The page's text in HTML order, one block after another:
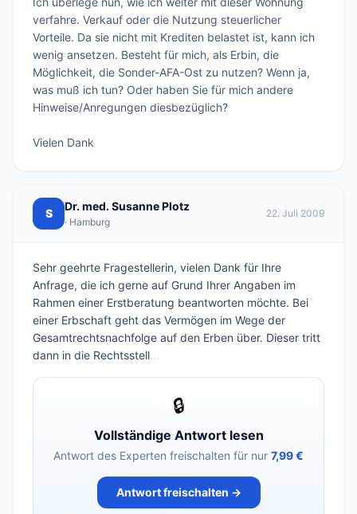
verfahre. Verkauf oder die Nutzung steuerlicher
Vorteile. Da sie nicht mit Krediten belastet ist, kann ich
wenig ansetzen. Besteht für mich, als Erbin, die
Möglichkeit, die Sonder-AFA-Ost zu nutzen? Wenn ja,
was muß ich tun? Oder haben Sie für mich andere
Hinweise/Anregungen diesbezüglich?
Vielen Dank
S
Dr. med. Susanne Plotz
· Hamburg
22. Juli 2009
Sehr geehrte Fragestellerin, vielen Dank für Ihre
Anfrage, die ich gerne auf Grund Ihrer Angaben im
Rahmen einer Erstberatung beantworten möchte. Bei
einer Erbschaft geht das Vermögen im Wege der
Gesamtrechtsnachfolge auf den Erben über. Dieser tritt
dann in die Rechtsstell...
🔒
Vollständige Antwort lesen
Antwort des Experten freischalten für nur 7,99 €
Antwort freischalten →